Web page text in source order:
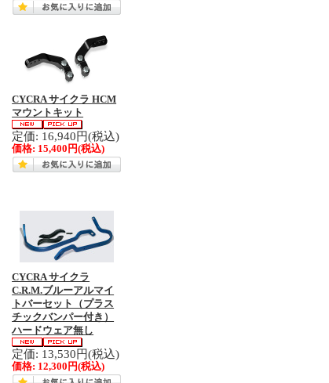
CYCRA サイクラ HCM
マウントキット
定価: 16,940円(税込)
価格: 15,400円(税込)
CYCRA サイクラ
C.R.M.ブルーアルマイ
トバーセット（プラス
チックバンパー付き）
ハードウェア無し
定価: 13,530円(税込)
価格: 12,300円(税込)